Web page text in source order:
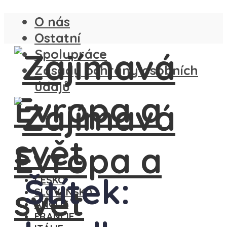
O nás
Ostatní
Spolupráce
Zásady ochrany osobních
údajů
ČESKO
SLOVENSKO
ANGLIE
FRANCIE
Štítek: